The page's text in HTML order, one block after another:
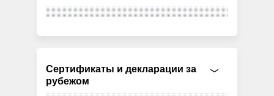
Сертификаты и декларации за
рубежом